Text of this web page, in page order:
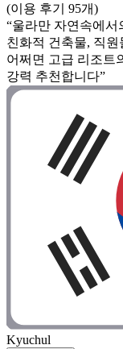
(이용 후기 95개)
“울라만 자연속에
친화적 건축물, 직
어쩌면 고급 리조트
강력 추천합니다”
Kyuchul